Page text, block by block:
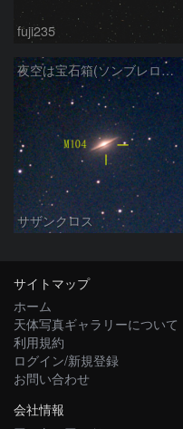
fuji235
夜空は宝石箱(ソンブレロ銀河 M104) Seestar50
サザンクロス
サイトマップ
ホーム
天体写真ギャラリーについて
利用規約
ログイン/新規登録
お問い合わせ
会社情報